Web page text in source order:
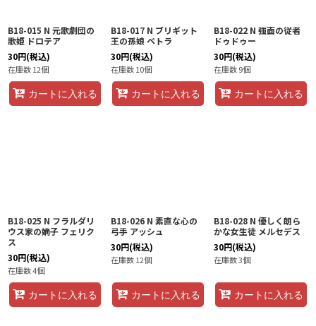
B18-015 N 元歌劇団の
歌姫 ドロテア
30円(税込)
在庫数 12個
カートに入れる
B18-017 N ブリギット
王の孫娘 ペトラ
30円(税込)
在庫数 10個
カートに入れる
B18-022 N 強面の従者
ドゥドゥー
30円(税込)
在庫数 9個
カートに入れる
B18-025 N フラルダリ
ウス家の嫡子 フェリク
ス
30円(税込)
在庫数 4個
カートに入れる
B18-026 N 素直な心の
弓手 アッシュ
30円(税込)
在庫数 12個
カートに入れる
B18-028 N 優しく朗ら
かな女生徒 メルセデス
30円(税込)
在庫数 3個
カートに入れる